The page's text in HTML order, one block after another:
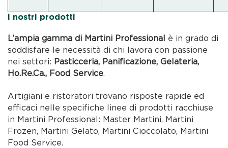
I nostri prodotti
L’ampia gamma di Martini Professional è in grado di
soddisfare le necessità di chi lavora con passione
nei settori: Pasticceria, Panificazione, Gelateria,
Ho.Re.Ca., Food Service.
Artigiani e ristoratori trovano risposte rapide ed
efficaci nelle specifiche linee di prodotti racchiuse
in Martini Professional: Master Martini, Martini
Frozen, Martini Gelato, Martini Cioccolato, Martini
Food Service.